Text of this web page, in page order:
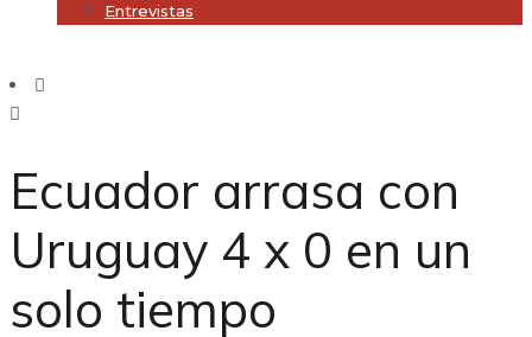
Entrevistas
Ecuador arrasa con
Uruguay 4 x 0 en un
solo tiempo